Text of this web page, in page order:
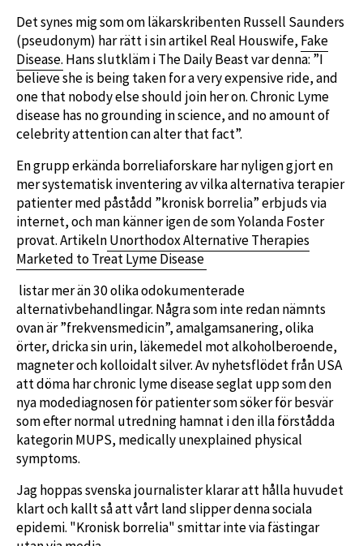
Det synes mig som om läkarskribenten Russell Saunders
(pseudonym) har rätt i sin artikel Real Houswife,Fake
Disease. Hans slutkläm i The Daily Beast var denna: ”I
believe she is being taken for a very expensive ride, and
one that nobody else should join her on. Chronic Lyme
disease has no grounding in science, and no amount of
celebrity attention can alter that fact”.
En grupp erkända borreliaforskare har nyligen gjort en
mer systematisk inventering av vilka alternativa terapier
patienter med påstådd ”kronisk borrelia” erbjuds via
internet, och man känner igen de som Yolanda Foster
provat. ArtikelnUnorthodox Alternative Therapies
Marketed to Treat Lyme Disease
listar mer än 30 olika odokumenterade
alternativbehandlingar. Några som inte redan nämnts
ovan är ”frekvensmedicin”, amalgamsanering, olika
örter, dricka sin urin, läkemedel mot alkoholberoende,
magneter och kolloidalt silver. Av nyhetsflödet från USA
att döma har chronic lyme disease seglat upp som den
nya modediagnosen för patienter som söker för besvär
som efter normal utredning hamnat i den illa förstådda
kategorin MUPS, medically unexplained physical
symptoms.
Jag hoppas svenska journalister klarar att hålla huvudet
klart och kallt så att vårt land slipper denna sociala
epidemi. "Kronisk borrelia" smittar inte via fästingar